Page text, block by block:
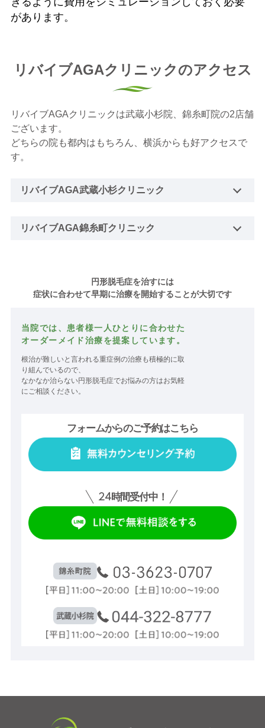
があります。
リバイブAGAクリニックのアクセス
リバイブAGAクリニックは武蔵小杉院、錦糸町院の2店舗
ございます。
どちらの院も都内はもちろん、横浜からも好アクセスで
す。
リバイブAGA武蔵小杉クリニック
リバイブAGA錦糸町クリニック
円形脱毛症を治すには
症状に合わせて早期に治療を開始することが大切です
当院では、患者様一人ひとりに合わせた
オーダーメイド治療を提案しています。
根治が難しいと言われる重症例の治療も積極的に取
り組んでいるので、
なかなか治らない円形脱毛症でお悩みの方はお気軽
にご相談ください。
フォームからのご予約はこちら
24時間受付中！